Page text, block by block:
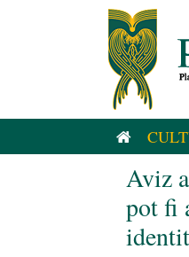
Aviz
pot fi